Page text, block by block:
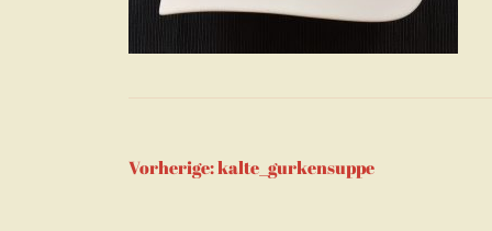
Vorherige:kalte_gurkensuppe